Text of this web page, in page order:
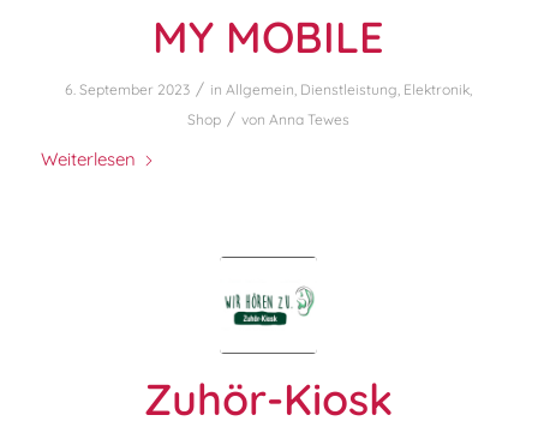
MY MOBILE
6. September 2023 / inAllgemein, Dienstleistung, Elektronik,
Shop / vonAnna Tewes
Weiterlesen
Zuhör-Kiosk